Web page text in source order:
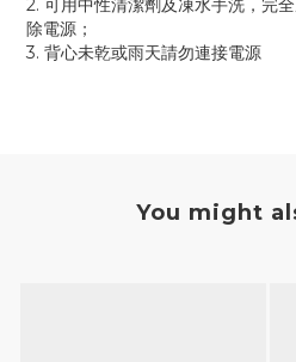
2. 可用中性清潔劑及凍水手洗，完
除電源；
3. 背心未乾或雨天請勿連接電源
You might